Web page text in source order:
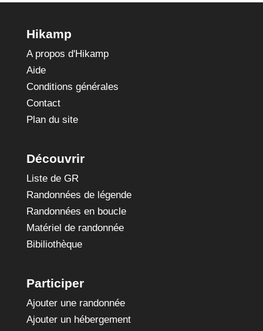
Hikamp
A propos d'Hikamp
Aide
Conditions générales
Contact
Plan du site
Découvrir
Liste de GR
Randonnées de légende
Randonnées en boucle
Matériel de randonnée
Bibiliothèque
Participer
Ajouter une randonnée
Ajouter un hébergement